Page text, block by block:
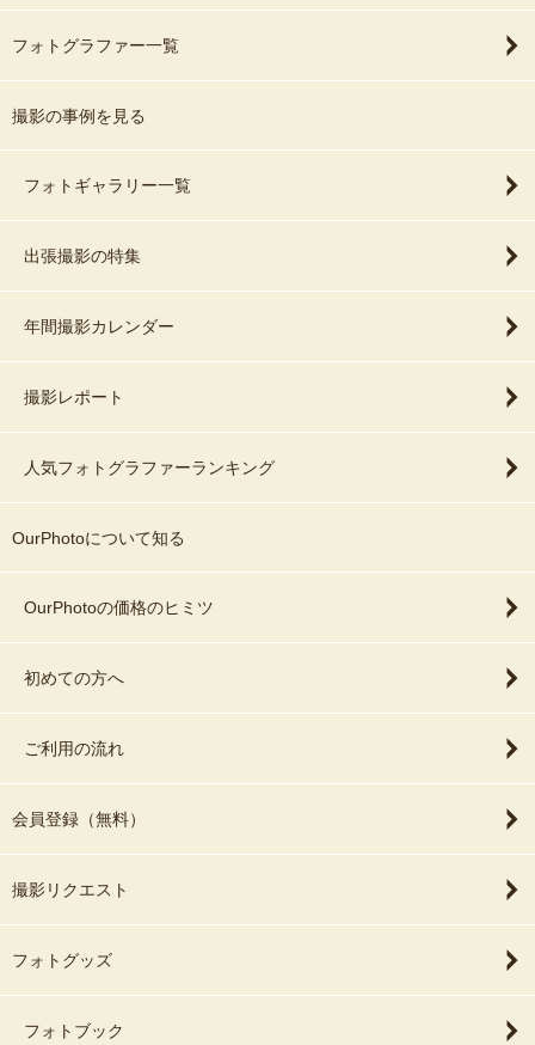
フォトグラファー一覧
撮影の事例を見る
フォトギャラリー一覧
出張撮影の特集
年間撮影カレンダー
撮影レポート
人気フォトグラファーランキング
OurPhotoについて知る
OurPhotoの価格のヒミツ
初めての方へ
ご利用の流れ
会員登録（無料）
撮影リクエスト
フォトグッズ
フォトブック